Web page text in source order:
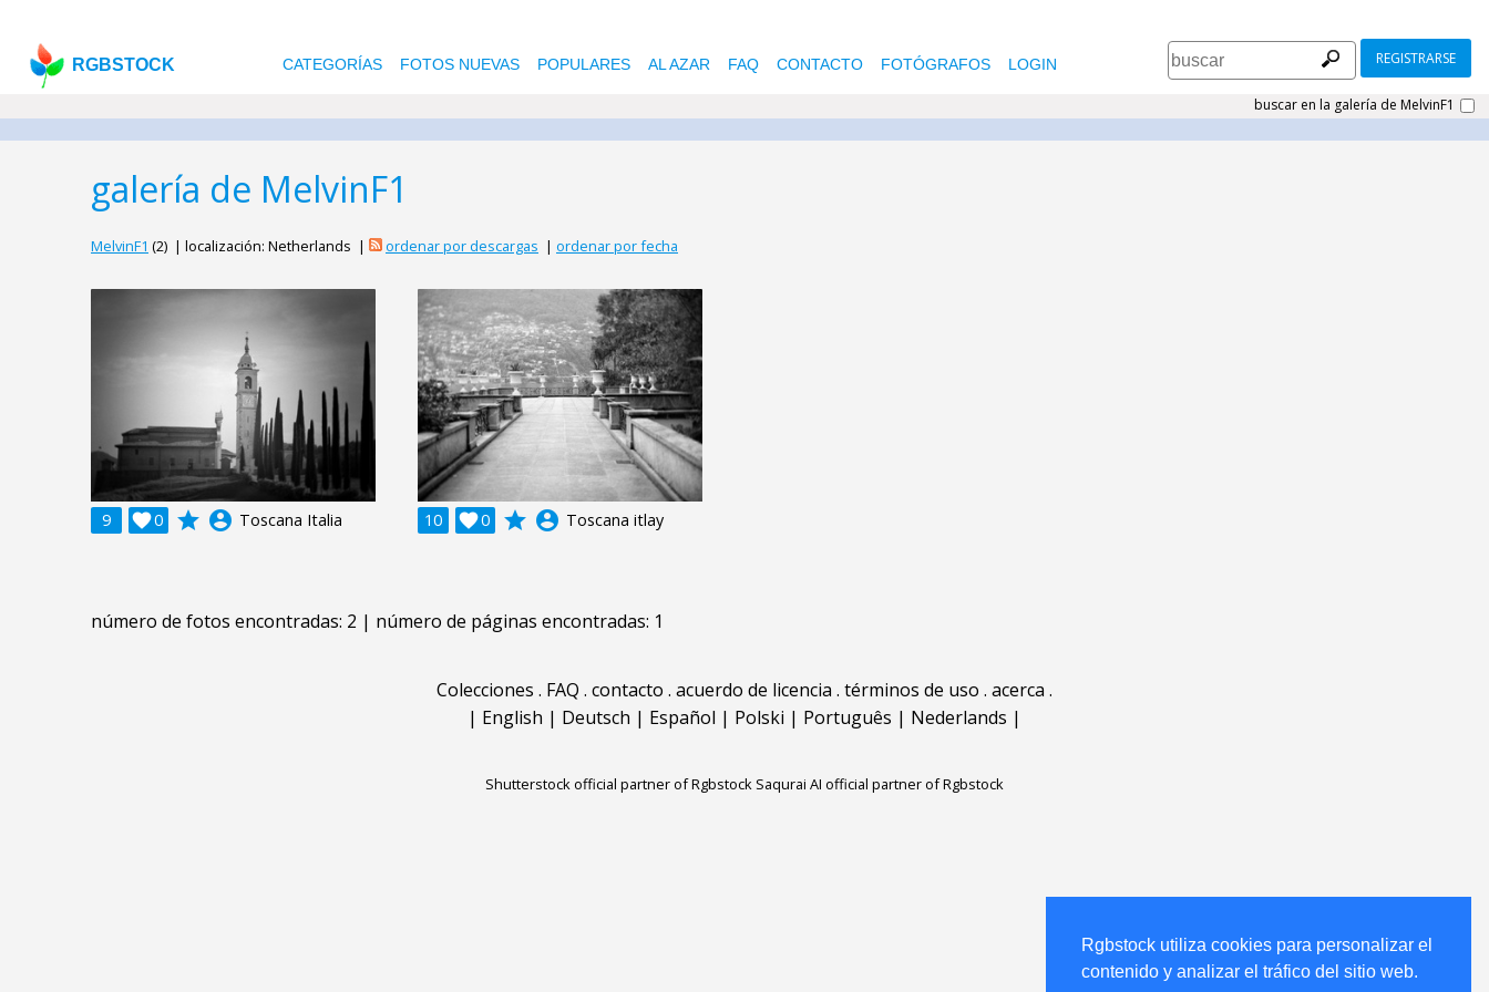
Rgbstock utiliza cookies para personalizar el
contenido y analizar el tráfico del sitio web.
RGBSTOCK CATEGORÍAS FOTOS NUEVAS POPULARES AL AZAR FAQ CONTACTO FOTÓGRAFOS LOGIN REGISTRARSE
buscar en la galería de MelvinF1
galería de MelvinF1
MelvinF1 (2) | localización: Netherlands | ordenar por descargas | ordenar por fecha
9 0
 grade account_circle Toscana Italia 10 0
 grade account_circle Toscana itlay
número de fotos encontradas: 2 | número de páginas encontradas: 1
Colecciones . FAQ . contacto . acuerdo de licencia . términos de uso . acerca .
| English | Deutsch | Español | Polski | Português | Nederlands |
Shutterstock official partner of Rgbstock Saqurai AI official partner of Rgbstock